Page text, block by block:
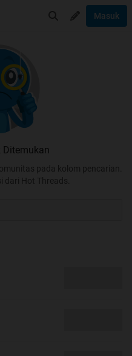
Masuk
Ditemukan
pada kolom pencarian.
dari Hot Threads.